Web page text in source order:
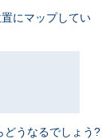
にマップしてい
どうなるでしょう?